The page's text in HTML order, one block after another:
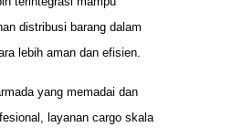
distribusi barang dalam
lebih aman dan efisien.
yang memadai dan
layanan cargo skala